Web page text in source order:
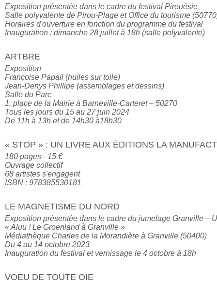
Exposition présentée dans le cadre du festival Pirouésie
Salle polyvalente de Pirou-Plage et Office du tourisme
Horaires d'ouverture en fonction du programme du festival
Inauguration : dimanche 28 juillet à 18h (salle polyvalente)
ARTBRE
Exposition
Françoise Papail (huiles sur toile)
Jean-Denys Phillipe (assemblages et dessins)
Salle du Parc
1, place de la Mairie à Barneville-Carteret – 50270
Tous les jours du 15 au 27 juin 2024
« STOP » : UN LIVRE AUX ÉDITIONS LA
180 pages - 15 €
Ouvrage collectif
68 artistes s'engagent
ISBN : 978385530181
LE MAGNETISME DU NORD
Exposition présentée dans le cadre du jumelage Granville –
« Aluu ! Le Groenland à Granville »
Médiathèque Charles de la Morandière à Granville (50400)
Du 4 au 14 octobre 2023
VOEU DE TOUTE OIE